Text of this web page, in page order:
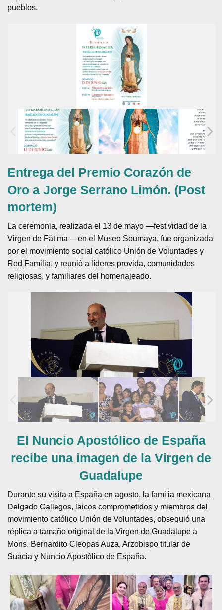
pueblos.
Entrega del Premio Corazón de
Oro a Jorge Serrano Limón. (Post
mortem)
La ceremonia, realizada el 13 de mayo —festividad de la
Virgen de Fátima— en el Museo Soumaya, fue organizada
por el movimiento social católico Unión de Voluntades y
Red Familia, y reunió a líderes provida, comunidades
religiosas, y familiares del homenajeado.
El Nuncio Apostólico de España
recibe una imagen de la Virgen de
Guadalupe
Durante su visita a España en agosto, la familia mexicana
Delgado Gallegos, laicos comprometidos y miembros del
movimiento católico Unión de Voluntades, obsequió una
réplica a tamaño original de la Virgen de Guadalupe a
Mons. Bernardito Cleopas Auza, Arzobispo titular de
Suacia y Nuncio Apostólico de España.